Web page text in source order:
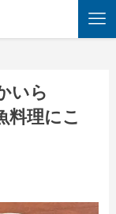
いら
料理にこ